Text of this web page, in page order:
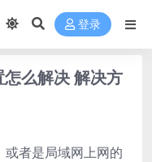
登录
么解决 解决方
者是局域网上网的